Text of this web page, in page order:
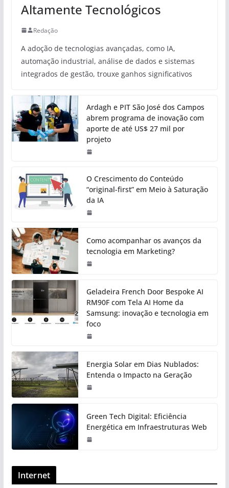
Altamente Tecnológicos
Redação
A adoção de tecnologias avançadas, como IA,
automação industrial, análise de dados e sistemas
integrados de gestão, trouxe ganhos significativos
Ardagh e PIT São José dos Campos
abrem programa de inovação com
aporte de até US$ 27 mil por
projeto
O Crescimento do Conteúdo
“original-first” em Meio à Saturação
da IA
Como acompanhar os avanços da
tecnologia em Marketing?
Geladeira French Door Bespoke AI
RM90F com Tela AI Home da
Samsung: inovação e tecnologia em
foco
Energia Solar em Dias Nublados:
Entenda o Impacto na Geração
Green Tech Digital: Eficiência
Energética em Infraestruturas Web
Internet